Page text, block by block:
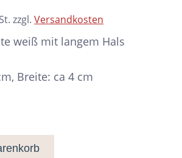
zzgl. Versandkosten
weiß mit langem Hals
Breite: ca 4 cm